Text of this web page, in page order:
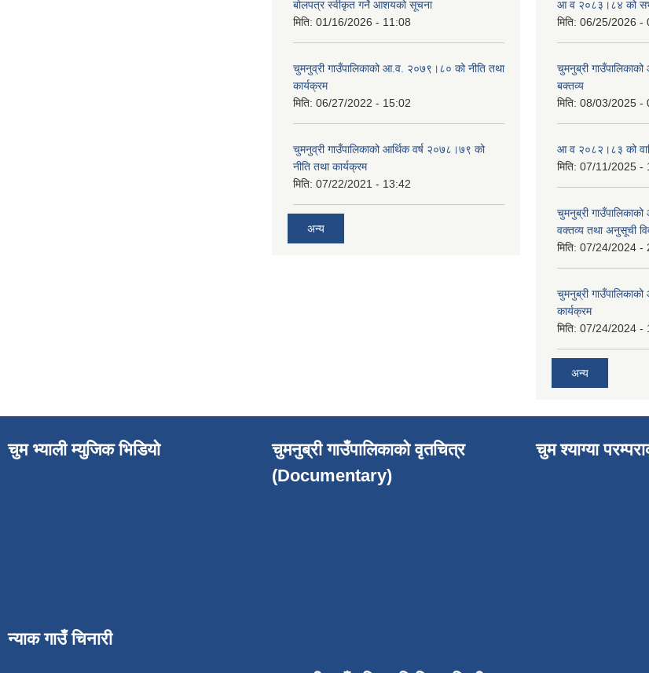
बोलपत्र स्वीकृत गर्ने आशयको सूचना
मिति: 01/16/2026 - 11:08
चुमनुव्री गाउँपालिकाको आ.व. २०७९।८० को नीति तथा
कार्यक्रम
मिति: 06/27/2022 - 15:02
चुमनुव्री गाउँपालिकाको आर्थिक वर्ष २०७८।७९ को
नीति तथा कार्यक्रम
मिति: 07/22/2021 - 13:42
अन्य
आ व २०८३।८४ को
मिति: 06/25/2026 -
चुमनुब्री
बक्तव्य
मिति: 08/03/2025 -
आ व २०८२।८३ को
मिति: 07/11/2025 -
चुमनुब्री
वक्तव्य तथा अनुसूची
मिति: 07/24/2024 -
चुमनुब्री
कार्यक्रम
मिति: 07/24/2024 -
अन्य
चुम भ्याली म्युजिक भिडियो
न्याक गाउँ चिनारी
चुमनुब्री गाउँपालिकाको वृतचित्र
(Documentary)
चुम श्याग्या